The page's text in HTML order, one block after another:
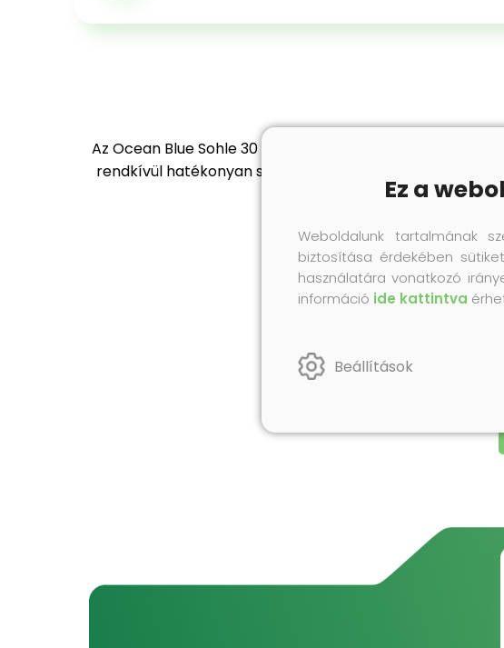
Az Ocean Blue Sohle 30 fokon mosható, dupla
rendkívül hatékonyan szívja fel a nedvességet. A
Ez a
Weboldalunk tartalmának
biztosítása érdekében
használatára vonatkozó
információ ide kattintva
Beállítások